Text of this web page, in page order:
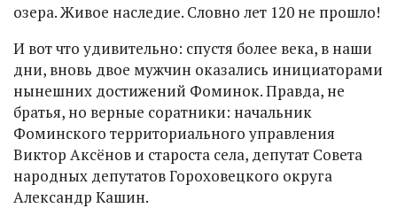
озера. Живое наследие. Словно лет 120 не прошло!
И вот что удивительно: спустя более века, в наши
дни, вновь двое мужчин оказались инициаторами
нынешних достижений Фоминок. Правда, не
братья, но верные соратники: начальник
Фоминского территориального управления
Виктор Аксёнов и староста села, депутат Совета
народных депутатов Гороховецкого округа
Александр Кашин.